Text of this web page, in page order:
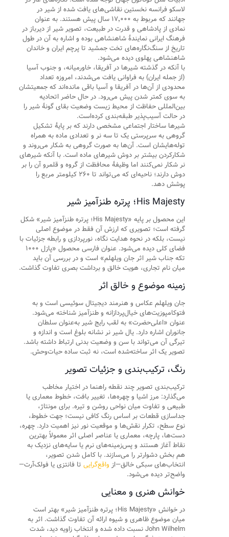
لاسکو فرانسه نخستین نقاشی‌های یافت شده از شیر در
جهانند که مربوط به ۱۷٬۰۰۰ سال پیش هستند. به عنوان
نمادی از پادشاهی و قدرت در طبیعت، تصویر شیر از دیرباز در
فرهنگ ایرانی نمایندهٔ شاهنشاهی بوده و اشاره به آن در طول
تاریخ از سنگ‌نگاره‌های تخت جمشید تا پرچم ایران و خاندان
شاهنشاهی پهلوی دیده می‌شود.
با آنکه در گذشته شیرها در آفریقا، خاورمیانه، و جنوب آسیا
(از جمله ایران) به فراوانی یافت می‌شدند، امروزه تعداد
محدودی از آن‌ها در آفریقا و آسیا باقی مانده‌اند که جمعیتشان
به سوی کمتر شدن پیش می‌رود. در حال حاضر اتحادیه
بین‌المللی حفاظت از محیط زیست وضعیت بقای گونهٔ شیر را
در حالت آسیب‌پذیر طبقه‌بندی کرده‌است.
شیرها ساختار اجتماعی مشخصی دارند که بر پایهٔ تشکیل
گروهی به سرپرستی یک تا سه نر و تعدادی ماده به همراه
توله‌هایشان است. آن‌ها به صورت گروهی به شکار می‌روند و
شکارکردن بیشتر بر دوش شیرهای ماده است. با آنکه شیرهای
نر شکار نمی‌کنند اما وظیفهٔ محافظت از گروه و قلمرو آن را بر
دوش دارند؛ ناحیه‌ای که می‌تواند تا ۲۶۰ کیلومتر مربع را
پوشش دهد.
His Majesty؛ پرتره طنزآمیز شیر
این محصول بر پایه «His Majesty؛ پرتره طنزآمیز شیر» شکل
گرفته است؛ تصویری که ارزش آن فقط در موضوع اصلی
نیست، بلکه در نحوه هدایت نگاه، نورپردازی و رابطه جزئیات با
فضای کلی دیده می‌شود. عنوان فارسی محصول «پازل ۱۰۰۰
تکه جناب شیر اثر جان ویلهلم» است و در بررسی آن باید
میان نام تجاری، هویت خالق و برداشت بصری تفاوت گذاشت.
زمینه موضوع و خالق اثر
جان ویلهلم عکاس و هنرمند دیجیتال سوئیسی است و به
فتوکامپوزیت‌های خیال‌پردازانه و طنزآمیز شناخته می‌شود.
عنوان «اعلی‌حضرت» به لقب رایج شیر به‌عنوان سلطان
جانوران اشاره دارد. یال شیر نر نشانه بلوغ است و اندازه و
تیرگی آن می‌تواند با سن و وضعیت بدنی ارتباط داشته باشد.
تصویر یک اثر ساخته‌شده است، نه ثبت ساده حیات‌وحش.
رنگ، ترکیب‌بندی و جزئیات تصویر
ترکیب‌بندی تصویر چند نقطه راهنما در اختیار مخاطب
می‌گذارد: مرز اشیا و چهره‌ها، تغییر بافت، خطوط معماری یا
طبیعی و تفاوت میان نواحی روشن و تیره. برای مونتاژ،
جداسازی قطعات بر اساس رنگ کافی نیست؛ جهت خطوط،
نوع سطح، تکرار نقش‌ها و موقعیت نور نیز اهمیت دارد. چهره،
دست‌ها، پارچه، معماری یا عناصر اصلی اثر معمولاً بهترین
نقاط آغاز هستند و پس‌زمینه‌های نرم یا سایه‌های نزدیک به
هم بخش دشوارتر را می‌سازند. با کامل شدن تصویر،
انتخاب‌های سبکی خالق—از واقع‌گرایی تا فانتزی یا فولک‌آرت—
واضح‌تر دیده می‌شود.
خوانش هنری و معنایی
در خوانش «His Majesty؛ پرتره طنزآمیز شیر» بهتر است
میان موضوع ظاهری و شیوه ارائه آن تفاوت گذاشت. اثر به
John Wilhelm نسبت داده شده و انتخاب زاویه دید، شدت